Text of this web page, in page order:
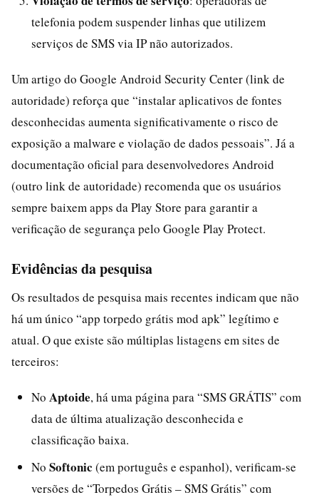
telefonia podem suspender linhas que utilizem
serviços de SMS via IP não autorizados.
Um artigo do Google Android Security Center (link de
autoridade) reforça que “instalar aplicativos de fontes
desconhecidas aumenta significativamente o risco de
exposição a malware e violação de dados pessoais”. Já a
documentação oficial para desenvolvedores Android
(outro link de autoridade) recomenda que os usuários
sempre baixem apps da Play Store para garantir a
verificação de segurança pelo Google Play Protect.
Evidências da pesquisa
Os resultados de pesquisa mais recentes indicam que não
há um único “app torpedo grátis mod apk” legítimo e
atual. O que existe são múltiplas listagens em sites de
terceiros:
No Aptoide, há uma página para “SMS GRÁTIS” com
data de última atualização desconhecida e
classificação baixa.
No Softonic (em português e espanhol), verificam-se
versões de “Torpedos Grátis – SMS Grátis” com